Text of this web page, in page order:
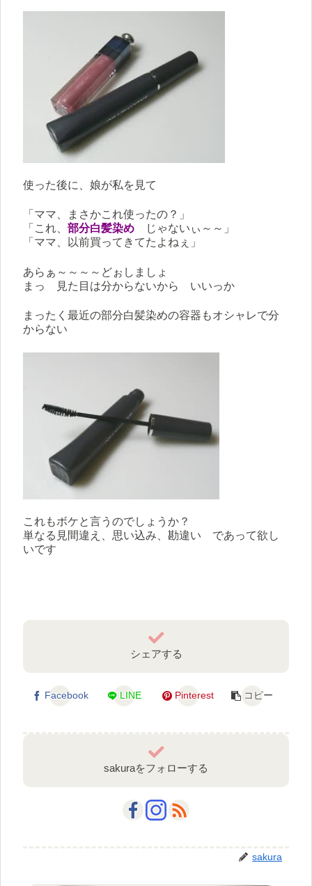
使った後に、娘が私を見て
「ママ、まさかこれ使ったの？」
「これ、 部分白髪染め じゃないぃ～～」
「ママ、以前買ってきてたよねぇ」
あらぁ～～～～どぉしましょ
まっ 見た目は分からないから いいっか
まったく最近の部分白髪染めの容器もオシャレで分
からない
これもボケと言うのでしょうか？
単なる見間違え、思い込み、勘違い であって欲し
いです
シェアする
Facebook LINE Pinterest コピー
sakuraをフォローする
sakura